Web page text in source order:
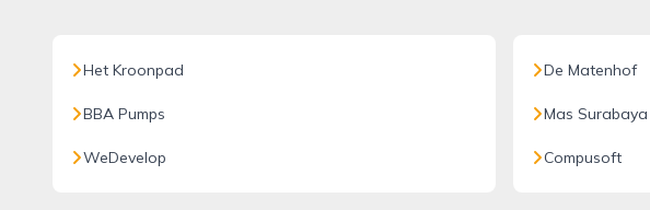
Het Kroonpad
BBA Pumps
WeDevelop
De Matenhof
Mas Surabaya
Compusoft